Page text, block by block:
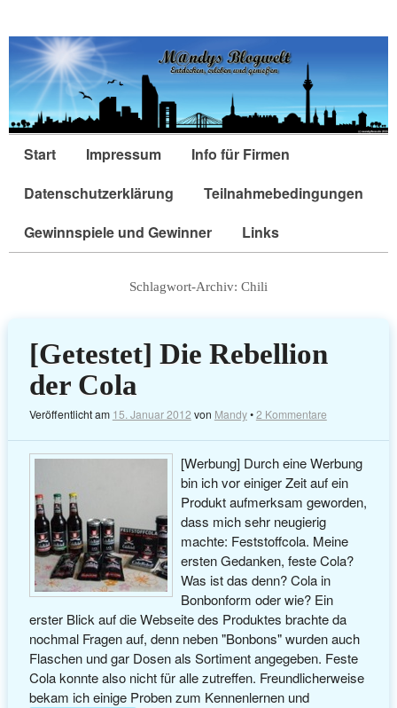
Start Impressum
Info für Firmen
Datenschutzerklärung
Teilnahmebedingungen
Gewinnspiele und Gewinner
Links
Schlagwort-Archiv: Chili
[Getestet] Die Rebellion
der Cola
Veröffentlicht am 15. Januar 2012 von Mandy•2 Kommentare
[Werbung] Durch eine Werbung
bin ich vor einiger Zeit auf ein
Produkt aufmerksam geworden,
dass mich sehr neugierig
machte: Feststoffcola. Meine
ersten Gedanken, feste Cola?
Was ist das denn? Cola in
Bonbonform oder wie? Ein
erster Blick auf die Webseite des Produktes brachte da
nochmal Fragen auf, denn neben "Bonbons" wurden auch
Flaschen und gar Dosen als Sortiment angegeben. Feste
Cola konnte also nicht für alle zutreffen. Freundlicherweise
bekam ich einige Proben zum Kennenlernen und